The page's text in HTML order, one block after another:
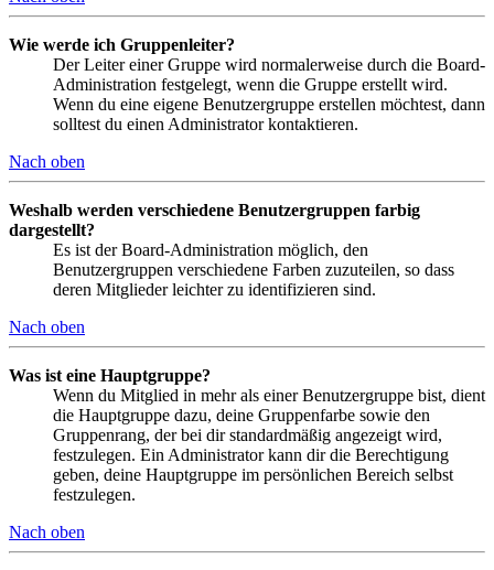
Wie werde ich Gruppenleiter?
Der Leiter einer Gruppe wird normalerweise durch die Board-
Administration festgelegt, wenn die Gruppe erstellt wird.
Wenn du eine eigene Benutzergruppe erstellen möchtest, dann
solltest du einen Administrator kontaktieren.
Nach oben
Weshalb werden verschiedene Benutzergruppen farbig
dargestellt?
Es ist der Board-Administration möglich, den
Benutzergruppen verschiedene Farben zuzuteilen, so dass
deren Mitglieder leichter zu identifizieren sind.
Nach oben
Was ist eine Hauptgruppe?
Wenn du Mitglied in mehr als einer Benutzergruppe bist, dient
die Hauptgruppe dazu, deine Gruppenfarbe sowie den
Gruppenrang, der bei dir standardmäßig angezeigt wird,
festzulegen. Ein Administrator kann dir die Berechtigung
geben, deine Hauptgruppe im persönlichen Bereich selbst
festzulegen.
Nach oben